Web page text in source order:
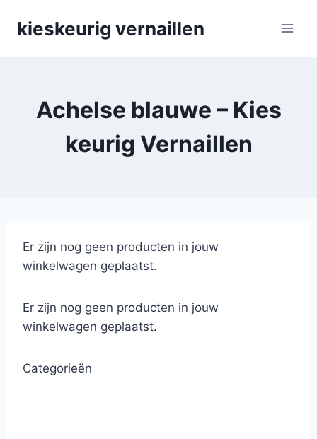
kieskeurig vernaillen
Achelse blauwe – Kies
keurig Vernaillen
Er zijn nog geen producten in jouw
winkelwagen geplaatst.
Er zijn nog geen producten in jouw
winkelwagen geplaatst.
Categorieën